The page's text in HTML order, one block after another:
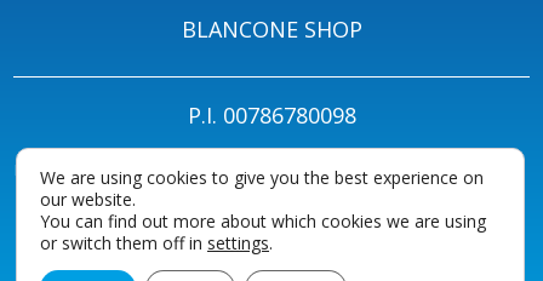
BLANCONE SHOP
P.I. 00786780098
PRIVACY POLICY FOR PATIENTS POLÍTICA DE PRIVACIDADE
COOKIES
We are using cookies to give you the best experience on
our website.
You can find out more about which cookies we are using
or switch them off in settings.